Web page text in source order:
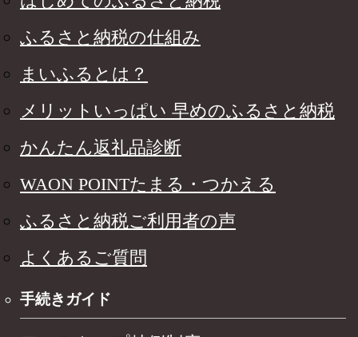
ふるさと納税の仕組み
まいふるとは？
メリットいっぱい 早めのふるさと納税
かんたん返礼品診断
WAON POINTたまる・つかえる
ふるさと納税ご利用者の声
よくあるご質問
手続きガイド